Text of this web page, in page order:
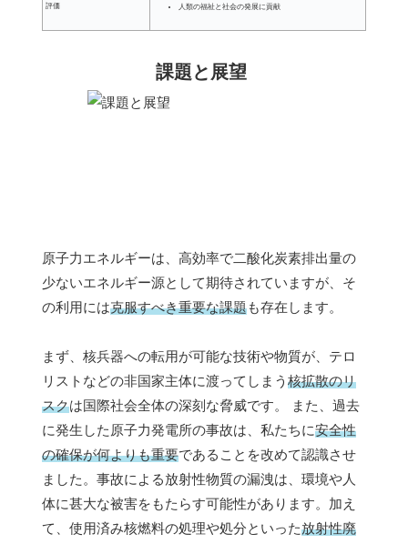
評価
人類の福祉と社会の発展に貢献
課題と展望
原子力エネルギーは、高効率で二酸化炭素排出量の
少ないエネルギー源として期待されていますが、そ
の利用には克服すべき重要な課題も存在します。
まず、核兵器への転用が可能な技術や物質が、テロ
リストなどの非国家主体に渡ってしまう 核拡散のリ
スクは国際社会全体の深刻な脅威です。 また、過去
に発生した原子力発電所の事故は、私たちに安全性
の確保が何よりも重要であることを改めて認識させ
ました。事故による放射性物質の漏洩は、環境や人
体に甚大な被害をもたらす可能性があります。加え
て、使用済み核燃料の処理や処分といった放射性廃